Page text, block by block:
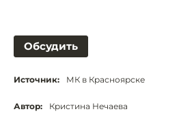
Обсудить
Источник: МК в Красноярске
Автор: Кристина Нечаева